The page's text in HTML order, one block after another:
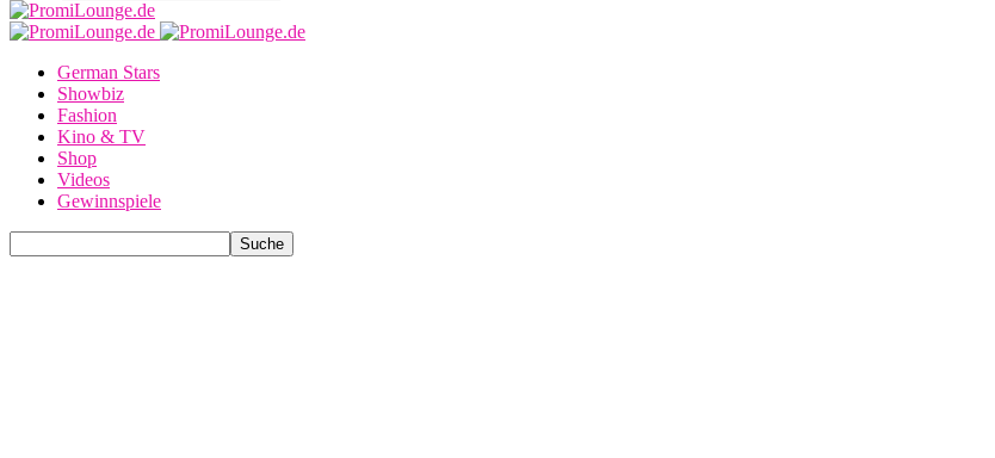
German Stars
Showbiz
Fashion
Kino & TV
Shop
Videos
Gewinnspiele